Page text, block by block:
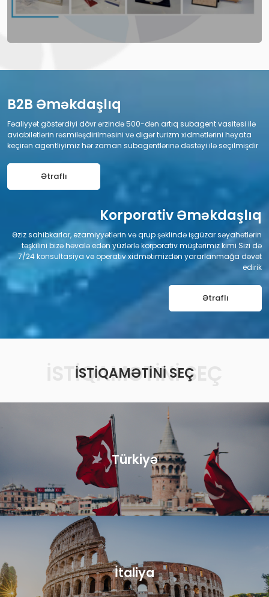
B2B Əməkdaşlıq
Fəaliyyət göstərdiyi dövr ərzində 500-dən artıq subagent vasitəsi ilə
aviabiletlərin rəsmiləşdirilməsini və digər turizm xidmətlərini həyata
keçirən agentliyimiz hər zaman subagentlərinə dəstəyi ilə seçilmişdir
Ətraflı
Korporativ Əməkdaşlıq
Əziz sahibkarlar, ezamiyyətlərin və qrup şəklində işgüzar səyahətlərin
təşkilini bizə həvalə edən yüzlərlə korporativ müştərimiz kimi Sizi də
7/24 konsultasiya və operativ xidmətimizdən yararlanmağa dəvət
edirik
Ətraflı
İSTIQAMƏTINI SEÇ
İSTIQAMƏTINI SEÇ
Türkiyə
İtaliya